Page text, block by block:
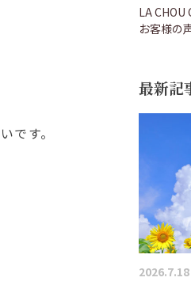
です。
LA
お客様の
最新記
2026.7.18